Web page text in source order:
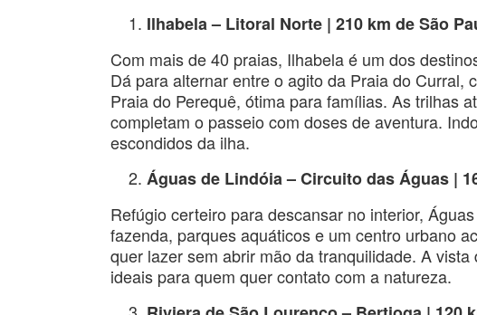
Ilhabela – Litoral Norte | 210 km de São
Com mais de 40 praias, Ilhabela é um dos
Dá para alternar entre o agito da Praia do
Praia do Perequê, ótima para famílias. As trilhas
completam o passeio com doses de aventura.
escondidos da ilha.
Águas de Lindóia – Circuito das Águas |
Refúgio certeiro para descansar no interior,
fazenda, parques aquáticos e um centro urbano
quer lazer sem abrir mão da tranquilidade. A
ideais para quem quer contato com a natureza.